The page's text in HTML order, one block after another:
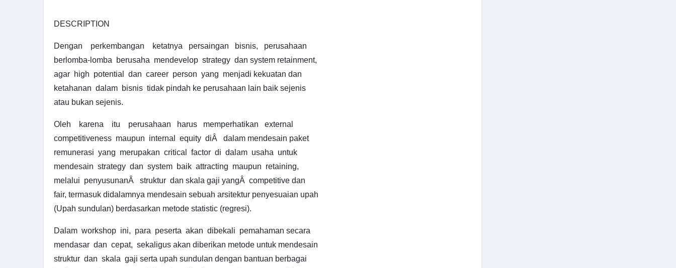
DESCRIPTION
Dengan perkembangan ketatnya persaingan bisnis, perusahaan
berlomba-lomba berusaha mendevelop strategy dan system retainment,
agar high potential dan career person yang menjadi kekuatan dan
ketahanan dalam bisnis tidak pindah ke perusahaan lain baik sejenis
atau bukan sejenis.
Oleh karena itu perusahaan harus memperhatikan external
competitiveness maupun internal equity diÂ dalam mendesain paket
remunerasi yang merupakan critical factor di dalam usaha untuk
mendesain strategy dan system baik attracting maupun retaining,
melalui penyusunanÂ struktur dan skala gaji yangÂ competitive dan
fair, termasuk didalamnya mendesain sebuah arsitektur penyesuaian upah
(Upah sundulan) berdasarkan metode statistic (regresi).
Dalam workshop ini, para peserta akan dibekali pemahaman secara
mendasar dan cepat, sekaligus akan diberikan metode untuk mendesain
struktur dan skala gaji serta upah sundulan dengan bantuan berbagai